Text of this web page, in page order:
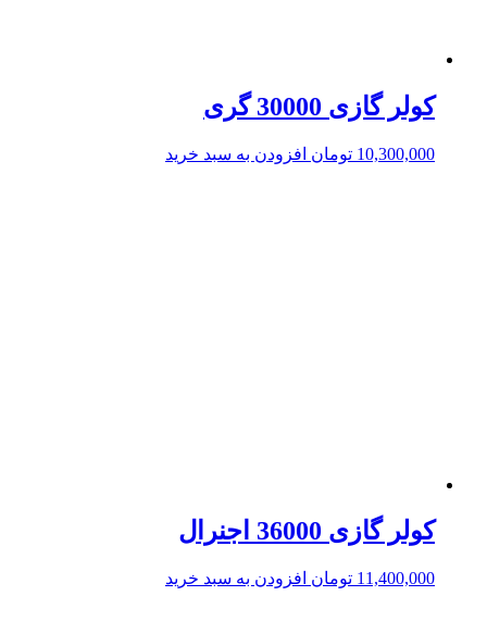
کولر گازی 30000 گری
10,300,000 تومان افزودن به سبد خرید
کولر گازی 36000 اجنرال
11,400,000 تومان افزودن به سبد خرید